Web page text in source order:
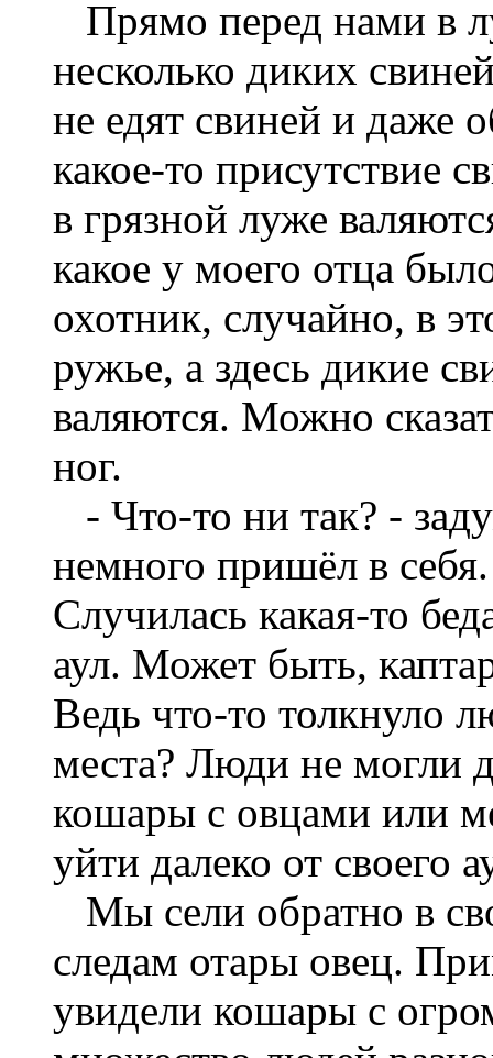
Прямо перед нами в
несколько диких
не едят свиней и даже
какое-то присутствие
в грязной луже
какое у моего отца
охотник, случайно, в
ружье, а здесь дикие
валяются. Можно
ног.
- Что-то ни так? -
немного пришёл в
Случилась какая-то
аул. Может быть,
Ведь что-то толкнуло
места? Люди не могли
кошары с овцами или
уйти далеко от своего
Мы сели обратно в
следам отары овец.
увидели кошары с